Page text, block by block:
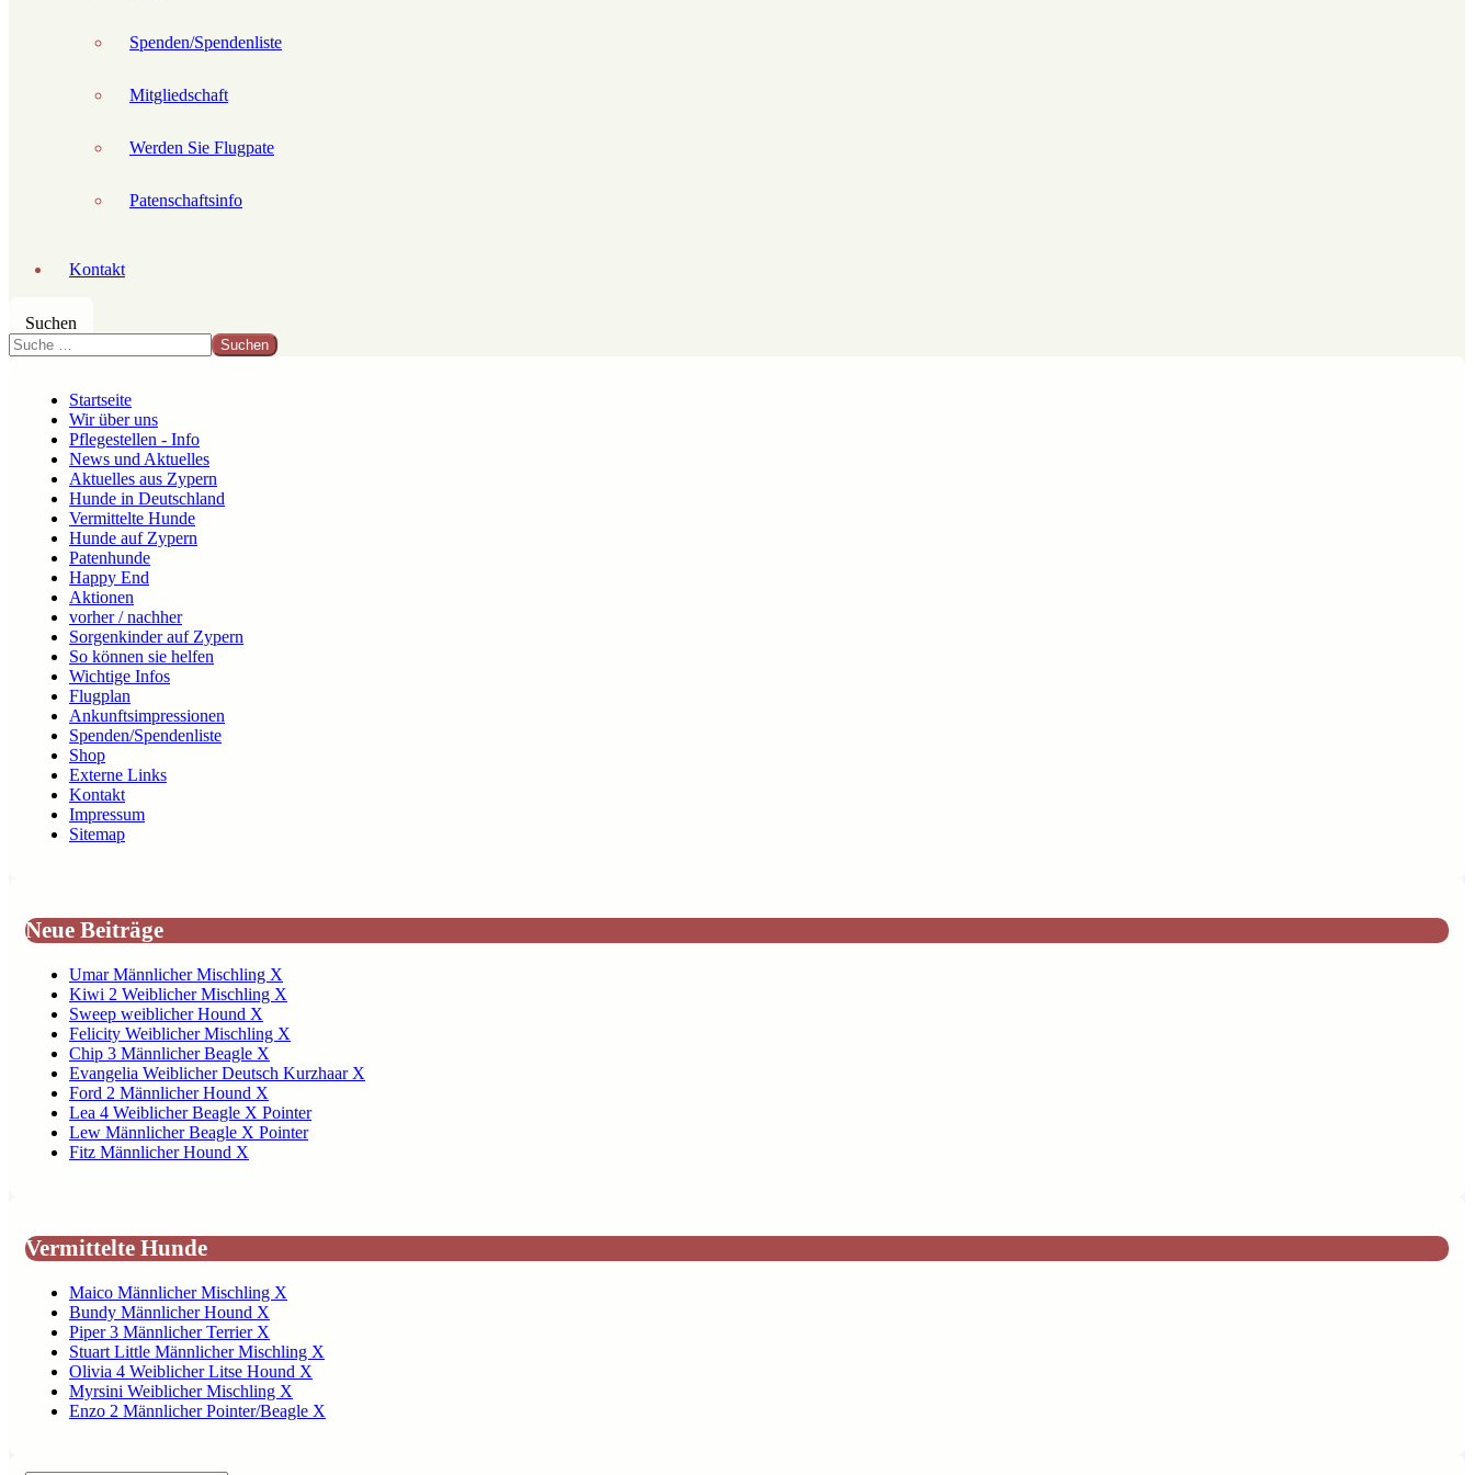
Spenden/Spendenliste
Mitgliedschaft
Werden Sie Flugpate
Patenschaftsinfo
Kontakt
Suchen
Suchen
Startseite
Wir über uns
Pflegestellen - Info
News und Aktuelles
Aktuelles aus Zypern
Hunde in Deutschland
Vermittelte Hunde
Hunde auf Zypern
Patenhunde
Happy End
Aktionen
vorher / nachher
Sorgenkinder auf Zypern
So können sie helfen
Wichtige Infos
Flugplan
Ankunftsimpressionen
Spenden/Spendenliste
Shop
Externe Links
Kontakt
Impressum
Sitemap
Neue Beiträge
Umar Männlicher Mischling X
Kiwi 2 Weiblicher Mischling X
Sweep weiblicher Hound X
Felicity Weiblicher Mischling X
Chip 3 Männlicher Beagle X
Evangelia Weiblicher Deutsch Kurzhaar X
Ford 2 Männlicher Hound X
Lea 4 Weiblicher Beagle X Pointer
Lew Männlicher Beagle X Pointer
Fitz Männlicher Hound X
Vermittelte Hunde
Maico Männlicher Mischling X
Bundy Männlicher Hound X
Piper 3 Männlicher Terrier X
Stuart Little Männlicher Mischling X
Olivia 4 Weiblicher Litse Hound X
Myrsini Weiblicher Mischling X
Enzo 2 Männlicher Pointer/Beagle X